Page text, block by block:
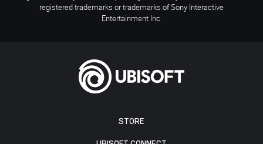
STORE
registered trademarks or trademarks of Sony Interactive
Entertainment Inc.